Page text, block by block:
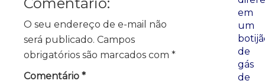
Comentário:
O seu endereço de e-mail não
será publicado. Campos
obrigatórios são marcados com *
Comentário *
em
um
de
gás
de